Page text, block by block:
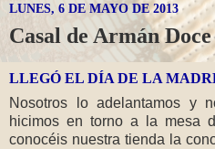
LUNES, 6 DE MAYO DE 2013
Casal de Armán Doce
LLEGÓ EL DÍA DE LA
Nosotros lo adelantamos y
hicimos en torno a la mesa
conocéis nuestra tienda la